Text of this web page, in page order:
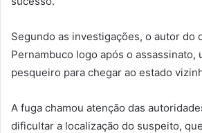
Segundo as investigações, o autor do
Pernambuco logo após o assassinato,
pesqueiro para chegar ao estado
A fuga chamou atenção das
dificultar a localização do suspeito,